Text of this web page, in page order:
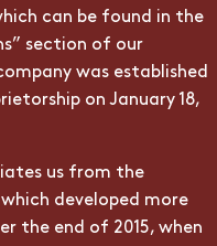
can be found in the
section of our
was established
on January 18,
us from the
developed more
the end of 2015, when